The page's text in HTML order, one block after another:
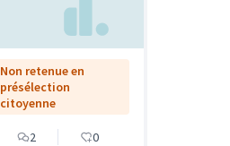
Non retenue en
présélection
citoyenne
2 0